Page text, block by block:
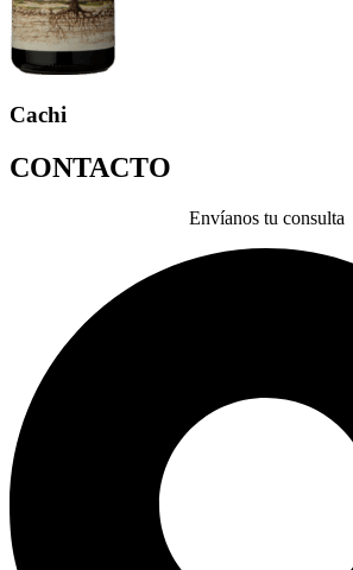
Cachi
CONTACTO
Envíanos tu consulta